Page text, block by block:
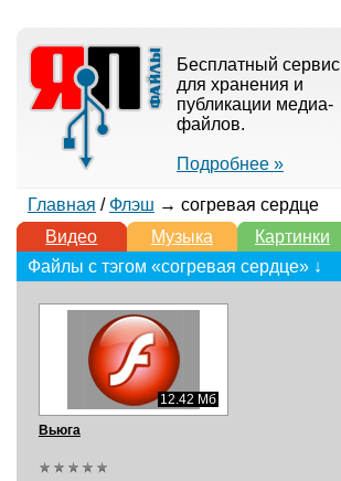
Бесплатный сервис
для хранения и
публикации медиа-
файлов.
Подробнее »
Главная / Флэш → согревая сердце
Видео
Музыка Картинки
Файлы с тэгом «согревая сердце» ↓
12.42 Мб
Вьюга